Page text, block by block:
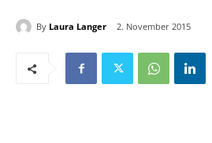
By Laura Langer 2. November 2015